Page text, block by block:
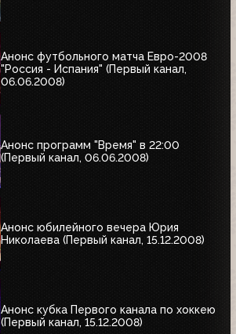
Анонс футбольного матча Евро-2008
"Россия - Испания" (Первый канал,
06.06.2008)
Анонс программ "Время" в 22:00
(Первый канал, 06.06.2008)
Анонс юбилейного вечера Юрия
Николаева (Первый канал, 15.12.2008)
Анонс кубка Первого канала по хоккею
(Первый канал, 15.12.2008)